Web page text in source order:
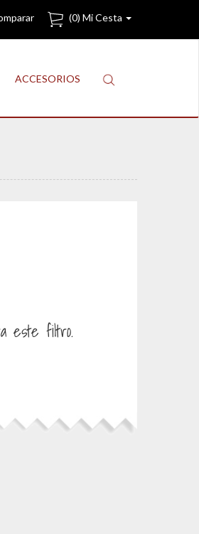
(0) Mi Cesta
ACCESORIOS
este filtro.